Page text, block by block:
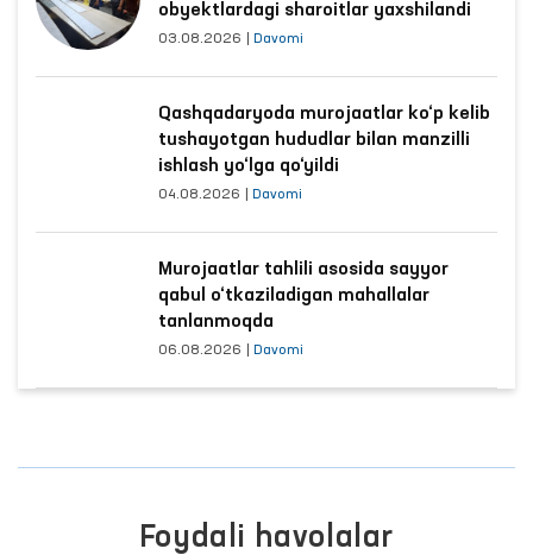
obyektlardagi sharoitlar yaxshilandi
03.08.2026 Davomi
Qashqadaryoda murojaatlar ko‘p kelib
tushayotgan hududlar bilan manzilli
ishlash yo‘lga qo‘yildi
04.08.2026 Davomi
Murojaatlar tahlili asosida sayyor
qabul o‘tkaziladigan mahallalar
tanlanmoqda
06.08.2026 Davomi
Foydali havolalar